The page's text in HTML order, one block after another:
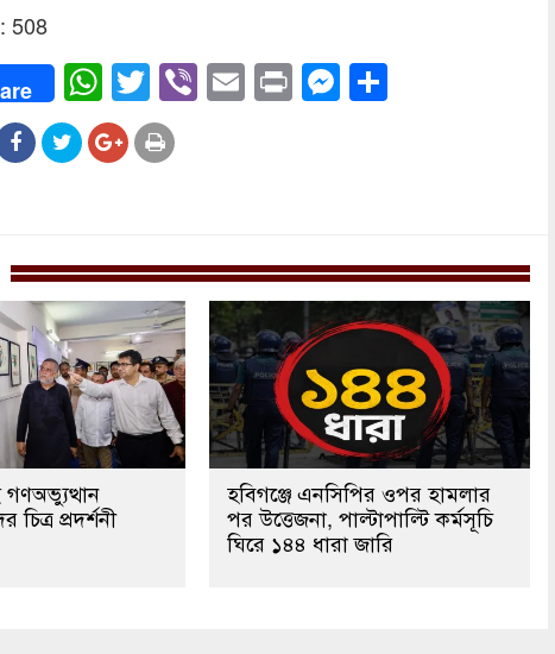
508
WhatsApp
Twitter
ViberEmail
PrintMessenger
প্রদর্শনী
হবিগঞ্জে এনসিপির ওপর হামলার
পর উত্তেজনা, পাল্টাপাল্টি কর্মসূচি
ঘিরে ১৪৪ ধারা জারি